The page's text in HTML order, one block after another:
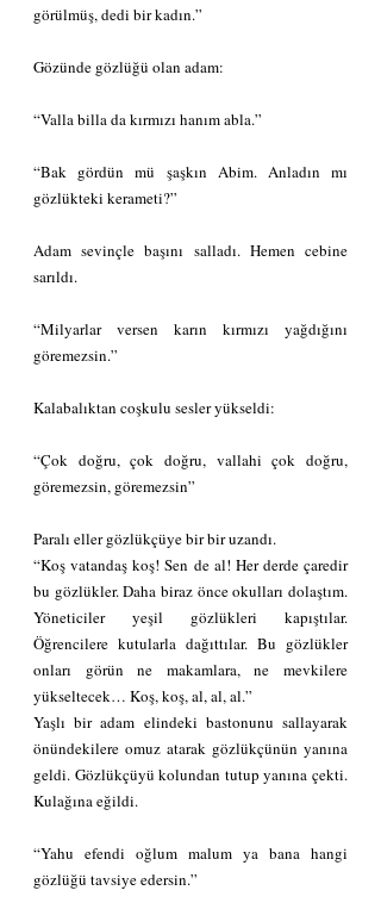
görülmüş, dedi bir kadın.”
Gözünde gözlüğü olan adam:
“Valla billa da kırmızı hanım abla.”
“Bak gördün mü şaşkın Abim. Anladın mı
gözlükteki kerameti?”
Adam sevinçle başını salladı. Hemen cebine
sarıldı.
“Milyarlar versen karın kırmızı yağdığını
göremezsin.”
Kalabalıktan coşkulu sesler yükseldi:
“Çok doğru, çok doğru, vallahi çok doğru,
göremezsin, göremezsin”
Paralı eller gözlükçüye bir bir uzandı.
“Koş vatandaş koş! Sen de al! Her derde çaredir
bu gözlükler. Daha biraz önce okulları dolaştım.
Yöneticiler yeşil gözlükleri kapıştılar.
Öğrencilere kutularla dağıttılar. Bu gözlükler
onları görün ne makamlara, ne mevkilere
yükseltecek… Koş, koş, al, al, al.”
Yaşlı bir adam elindeki bastonunu sallayarak
önündekilere omuz atarak gözlükçünün yanına
geldi. Gözlükçüyü kolundan tutup yanına çekti.
Kulağına eğildi.
“Yahu efendi oğlum malum ya bana hangi
gözlüğü tavsiye edersin.”